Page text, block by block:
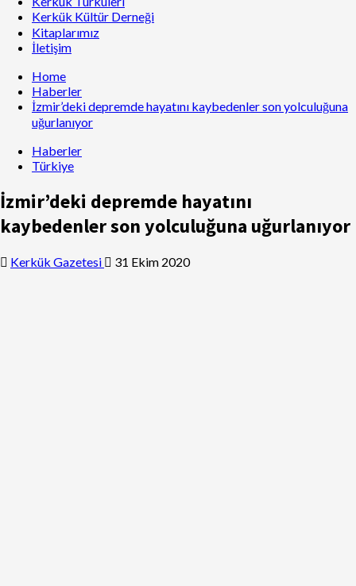
Kerkük Kültür Derneği
Kitaplarımız
İletişim
Home
Haberler
İzmir’deki depremde hayatını kaybedenler son yolculuğuna
uğurlanıyor
Haberler
Türkiye
İzmir’deki depremde hayatını
kaybedenler son yolculuğuna uğurlanıyor
Kerkük Gazetesi 31 Ekim 2020